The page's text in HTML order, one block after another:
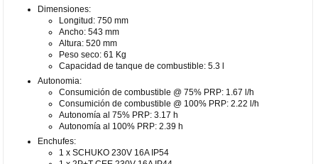
Dimensiones:
Longitud: 750 mm
Ancho: 543 mm
Altura: 520 mm
Peso seco: 61 Kg
Capacidad de tanque de combustible: 5.3 l
Autonomia:
Consumición de combustible @ 75% PRP: 1.67 l/h
Consumición de combustible @ 100% PRP: 2.22 l/h
Autonomía al 75% PRP: 3.17 h
Autonomía al 100% PRP: 2.39 h
Enchufes:
1 x SCHUKO 230V 16A IP54